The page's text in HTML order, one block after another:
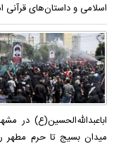
اسلامی و داستان‌های
اباعبدالله‌الحسین(ع) در
میدان بسیج تا حرم مطهر